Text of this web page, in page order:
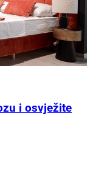
i osvježite